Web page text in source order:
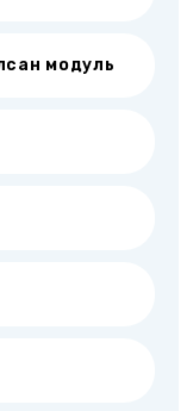
модуль